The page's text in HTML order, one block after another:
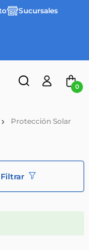
Sucursales
0
Protección Solar
Filtrar